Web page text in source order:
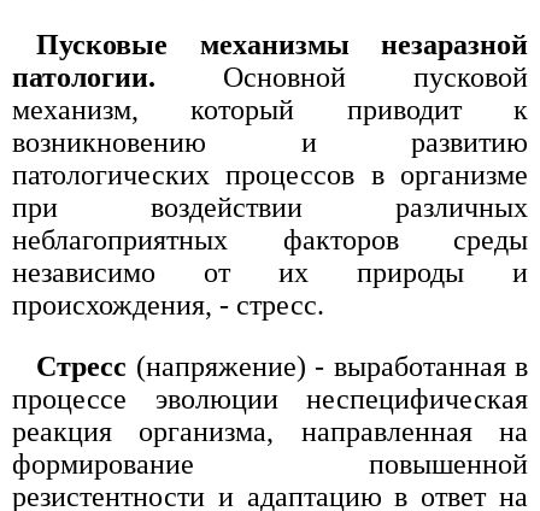
Пусковые механизмы незаразной
патологии. Основной пусковой
механизм, который приводит к
возникновению и развитию
патологических процессов в организме
при воздействии различных
неблагоприятных факторов среды
независимо от их природы и
происхождения, - стресс.
Стресс (напряжение) - выработанная в
процессе эволюции неспецифическая
реакция организма, направленная на
формирование повышенной
резистентности и адаптацию в ответ на